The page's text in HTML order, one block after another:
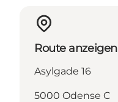
Route anzeigen
Asylgade 16
5000 Odense C